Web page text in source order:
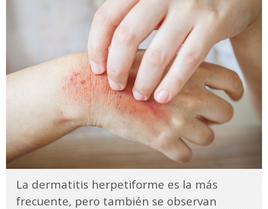
La dermatitis herpetiforme es la más
frecuente, pero también se observan